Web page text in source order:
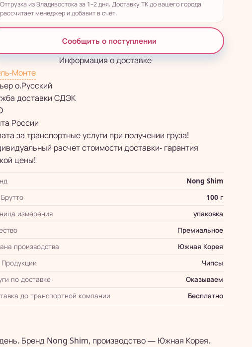
Отгрузка из Владивостока за 1–2 дня. Доставку ТК до вашего города
рассчитает менеджер и добавит в счёт.
Сообщить о поступлении
Информация о доставке
Монте
о.Русский
доставки СДЭК
России
за транспортные услуги при получении груза!
расчет стоимости доставки- гарантия
цены!
Nong Shim
100 г
измерения
упаковка
Премиальное
производства
Южная Корея
Чипсы
по доставке
Оказываем
до транспортной компании
Бесплатно
Бренд Nong Shim, производство — Южная Корея.